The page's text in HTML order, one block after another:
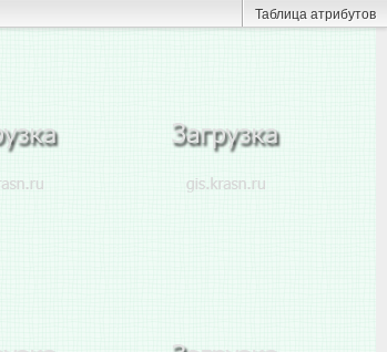
Таблица атрибутов